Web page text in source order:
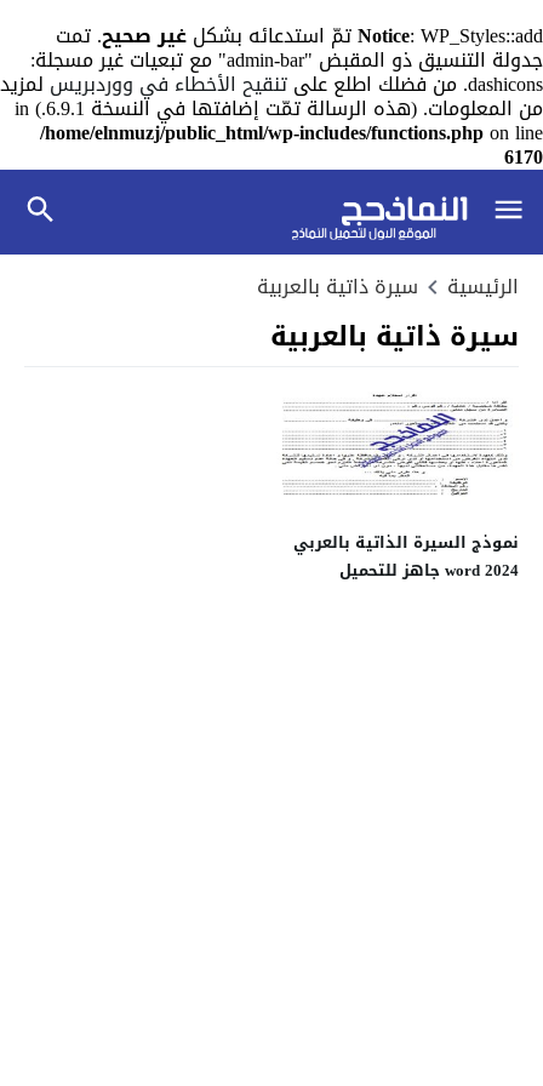
Notice: WP_Styles::add تمّ استدعائه بشكل غير صحيح. تمت
جدولة التنسيق ذو المقبض "admin-bar" مع تبعيات غير مسجلة:
dashicons. من فضلك اطلع على تنقيح الأخطاء في ووردبريس لمزيد
من المعلومات. (هذه الرسالة تمّت إضافتها في النسخة 6.9.1.) in
/home/elnmuzj/public_html/wp-includes/functions.phpon line
6170
الرئيسية سيرة ذاتية بالعربية
سيرة ذاتية بالعربية
نموذج السيرة الذاتية بالعربي
word 2024 جاهز للتحميل